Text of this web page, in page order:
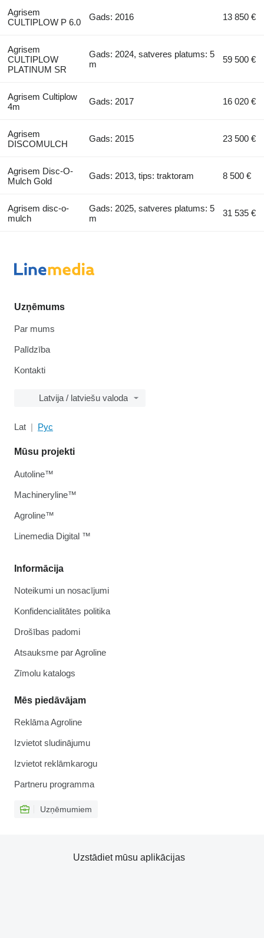
Agrisem
CULTIPLOW P 6.0
Gads: 2016 13 850 €
Agrisem
CULTIPLOW
PLATINUM SR
Gads: 2024, satveres platums: 5
m
59 500 €
Agrisem Cultiplow
4m
Gads: 2017 16 020 €
Agrisem
DISCOMULCH
Gads: 2015 23 500 €
Agrisem Disc-O-
Mulch Gold
Gads: 2013, tips: traktoram 8 500 €
Agrisem disc-o-
mulch
Gads: 2025, satveres platums: 5
m
31 535 €
Uzņēmums
Par mums
Palīdzība
Kontakti
Latvija / latviešu valoda
Lat Рус
Informācija
Noteikumi un nosacījumi
Konfidencialitātes politika
Drošības padomi
Atsauksme par Agroline
Zīmolu katalogs
Mēs piedāvājam
Reklāma Agroline
Izvietot sludinājumu
Izvietot reklāmkarogu
Partneru programma
Uzņēmumiem
Mūsu projekti
Autoline™
Machineryline™
Agroline™
Linemedia Digital ™
Uzstādiet mūsu aplikācijas